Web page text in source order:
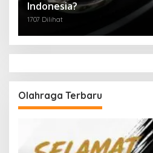
Indonesia?
1707 Dilihat
Olahraga Terbaru